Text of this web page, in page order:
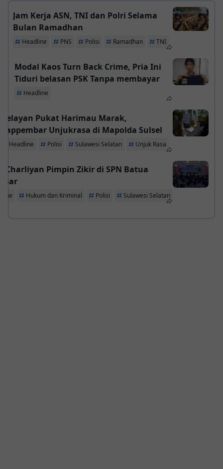
Jam Kerja ASN, TNI dan Polri Selama
Bulan Ramadhan
Headline PNS Polisi Ramadhan TNI
Modal Kaos Turn Back Crime, Pria Ini
Tiduri belasan PSK Tanpa membayar
Headline
Nelayan Pukat Harimau Marak,
Gappembar Unjukrasa di Mapolda Sulsel
Headline Polisi Sulawesi Selatan Unjuk Rasa
Charliyan Pimpin Zikir di SPN Batua
Hukum dan Kriminal Polisi Sulawesi Selatan